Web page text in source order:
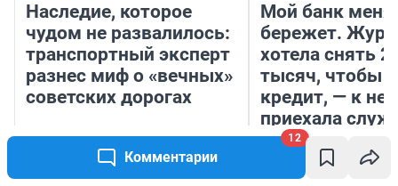
Комментарии
12
Наследие, которое
чудом не развалилось:
транспортный эксперт
разнес миф о «вечных»
советских дорогах
Мой банк меня
бережет.
хотела снять
тысяч, чтобы
кредит, — к
приехала
безопасности